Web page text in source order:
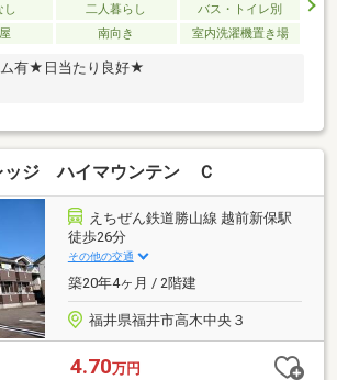
し 二人暮らし
バス・トイレ別
南向き 室内洗濯機置き場
ム有★日当たり良好★
ッジ ハイマウンテン Ｃ
えちぜん鉄道勝山線 越前新保駅
徒歩26分
その他の交通
築20年4ヶ月 / 2階建
福井県福井市高木中央３
4.70万円